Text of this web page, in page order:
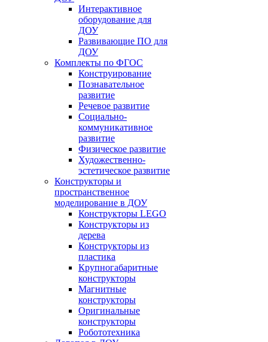
Интерактивное
оборудование для
ДОУ
Развивающие ПО для
ДОУ
Комплекты по ФГОС
Конструирование
Познавательное
развитие
Речевое развитие
Социально-
коммуникативное
развитие
Физическое развитие
Художественно-
эстетическое развитие
Конструкторы и
пространственное
моделирование в ДОУ
Конструкторы LEGO
Конструкторы из
дерева
Конструкторы из
пластика
Крупногабаритные
конструкторы
Магнитные
конструкторы
Оригинальные
конструкторы
Робототехника